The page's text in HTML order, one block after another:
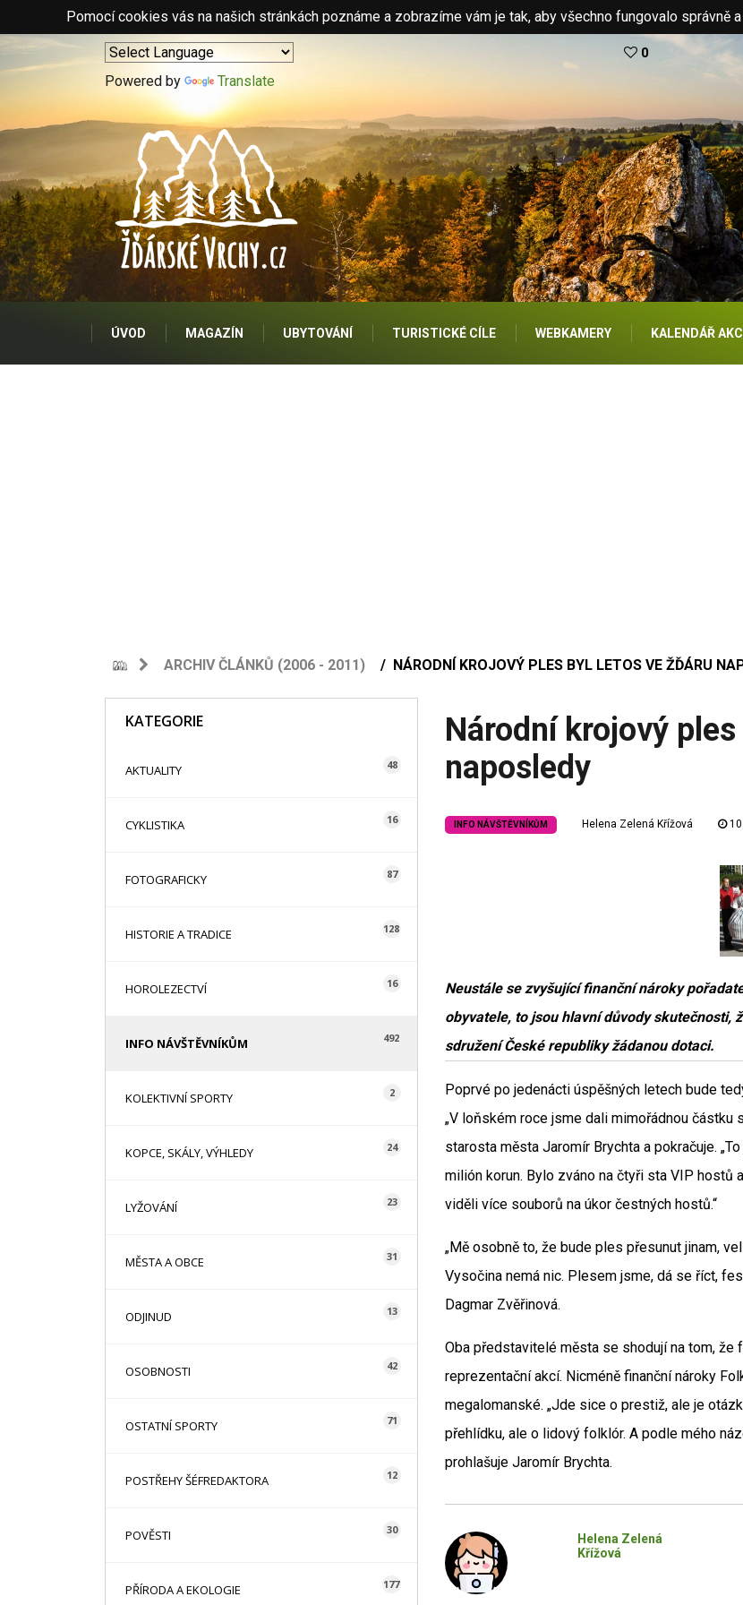
Pomocí cookies vás na našich stránkách poznáme a zobrazíme vám je tak, aby všechno fungovalo správně
Powered by Translate
0
ÚVOD MAGAZÍN UBYTOVÁNÍ TURISTICKÉ CÍLE WEBKAMERY KALENDÁŘ AKCÍ
ARCHIV ČLÁNKŮ (2006 - 2011) NÁRODNÍ KROJOVÝ PLES BYL LETOS VE ŽĎÁRU
KATEGORIE
AKTUALITY 48
CYKLISTIKA 16
FOTOGRAFICKY 87
HISTORIE A TRADICE 128
HOROLEZECTVÍ 16
INFO NÁVŠTĚVNÍKŮM 492
KOLEKTIVNÍ SPORTY 2
KOPCE, SKÁLY, VÝHLEDY 24
LYŽOVÁNÍ 23
MĚSTA A OBCE 31
ODJINUD 13
OSOBNOSTI 42
OSTATNÍ SPORTY 71
POSTŘEHY ŠÉFREDAKTORA 12
POVĚSTI 30
PŘÍRODA A EKOLOGIE 177
Národní krojový
naposledy
INFO NÁVŠTĚVNÍKŮM Helena Zelená Křížová
Neustále se zvyšující finanční nároky
obyvatele, to jsou hlavní důvody skutečnosti,
sdružení České republiky žádanou dotaci.
Poprvé po jedenácti úspěšných letech bude
„V loňském roce jsme dali mimořádnou
starosta města Jaromír Brychta a pokračuje.
milión korun. Bylo zváno na čtyři sta VIP hostů
viděli více souborů na úkor čestných hostů.“
„Mě osobně to, že bude ples přesunut jinam,
Vysočina nemá nic. Plesem jsme, dá se říct,
Dagmar Zvěřinová.
Oba představitelé města se shodují na tom, že
reprezentační akcí. Nicméně finanční nároky
megalomanské. „Jde sice o prestiž, ale je
přehlídku, ale o lidový folklór. A podle mého
prohlašuje Jaromír Brychta.
Helena Zelená
Křížová